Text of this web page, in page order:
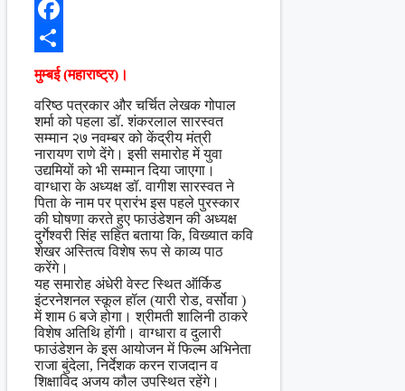
X
Facebook
Share
मुम्बई (महाराष्ट्र)।
वरिष्ठ पत्रकार और चर्चित लेखक गोपाल
शर्मा को पहला डॉ. शंकरलाल सारस्वत
सम्मान २७ नवम्बर को केंद्रीय मंत्री
नारायण राणे देंगे। इसी समारोह में युवा
उद्यमियों को भी सम्मान दिया जाएगा।
वाग्धारा के अध्यक्ष डॉ. वागीश सारस्वत ने
पिता के नाम पर प्रारंभ इस पहले पुरस्कार
की घोषणा करते हुए फाउंडेशन की अध्यक्ष
दुर्गेश्वरी सिंह सहित बताया कि, विख्यात कवि
शेखर अस्तित्व विशेष रूप से काव्य पाठ
करेंगे।
यह समारोह अंधेरी वेस्ट स्थित ऑर्किड
इंटरनेशनल स्कूल हॉल (यारी रोड, वर्सोवा )
में शाम 6 बजे होगा। श्रीमती शालिनी ठाकरे
विशेष अतिथि होंगी। वाग्धारा व दुलारी
फाउंडेशन के इस आयोजन में फिल्म अभिनेता
राजा बुंदेला, निर्देशक करन राजदान व
शिक्षाविद अजय कौल उपस्थित रहेंगे।